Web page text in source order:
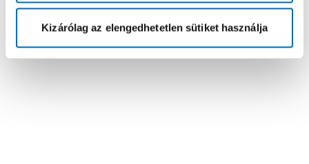
Kizárólag az elengedhetetlen sütiket használja